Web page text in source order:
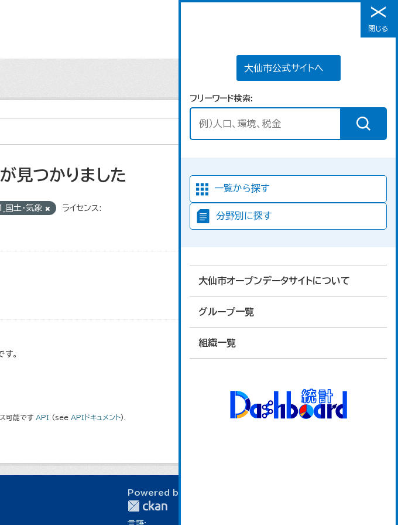
メニュー
大仙市公式サイトへ
フリーワード検索
一覧から探す
分野別に探す
大仙市オープンデータサイトについて
グループ一覧
組織一覧
閉じる
見つかりました
国土・気象 ライセンス:
。
可能です API (see APIドキュメント).
Powered by